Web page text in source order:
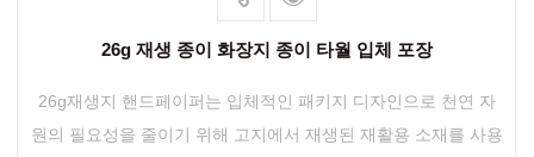
26g 재생 종이 화장지 종이 타월 입체 포장
26g재생지 핸드페이퍼는 입체적인 패키지 디자인으로 천연 자
원의 필요성을 줄이기 위해 고지에서 재생된 재활용 소재를 사용